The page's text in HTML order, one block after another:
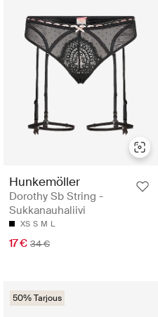
Hunkemöller
Dorothy Sb String -
Sukkanauhaliivi
XS S M L
17 € 34 €
50% Tarjous